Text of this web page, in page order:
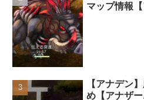
マップ情報【
【アナデン
め【アナザー